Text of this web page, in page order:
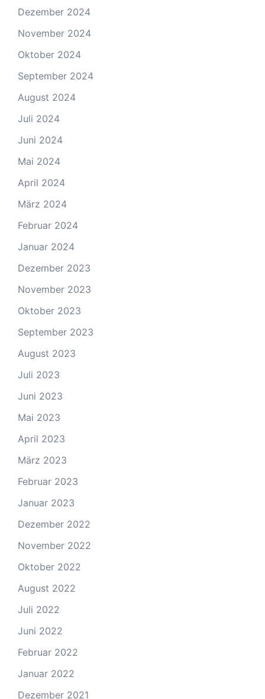
Dezember 2024
November 2024
Oktober 2024
September 2024
August 2024
Juli 2024
Juni 2024
Mai 2024
April 2024
März 2024
Februar 2024
Januar 2024
Dezember 2023
November 2023
Oktober 2023
September 2023
August 2023
Juli 2023
Juni 2023
Mai 2023
April 2023
März 2023
Februar 2023
Januar 2023
Dezember 2022
November 2022
Oktober 2022
August 2022
Juli 2022
Juni 2022
Februar 2022
Januar 2022
Dezember 2021